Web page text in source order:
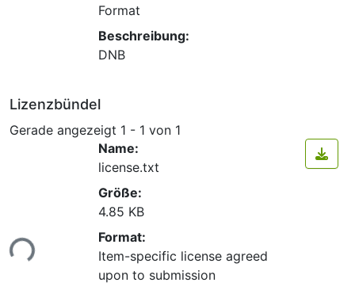
Format
Beschreibung:
DNB
Lizenzbündel
Gerade angezeigt 1 - 1 von 1
Lade...
Name:
license.txt
Größe:
4.85 KB
Format:
Item-specific license agreed
upon to submission